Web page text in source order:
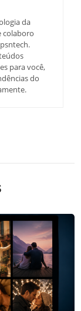
da
colaboro
para você,
do